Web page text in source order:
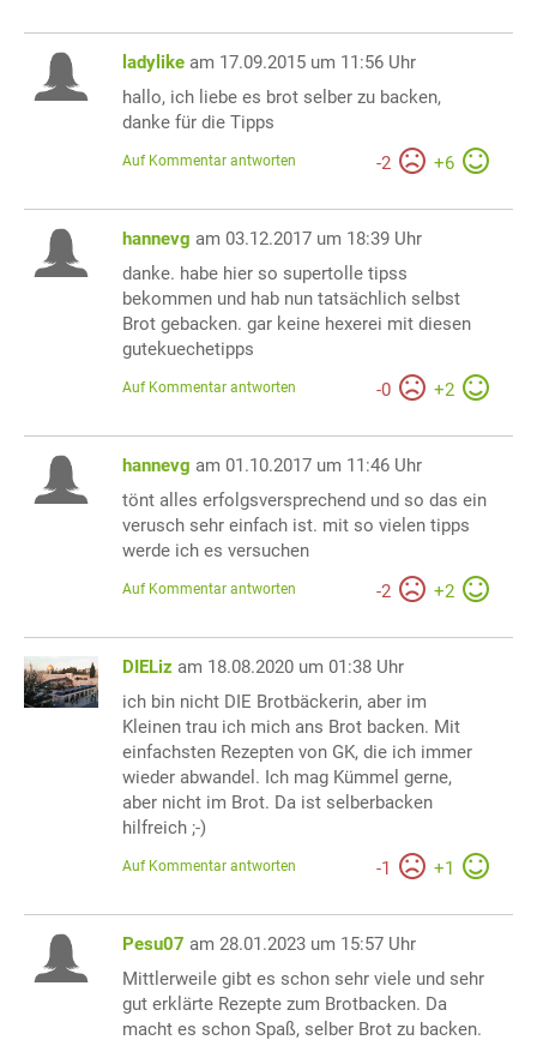
ladylike am 17.09.2015 um 11:56 Uhr
hallo, ich liebe es brot selber zu backen,
danke für die Tipps
-2 +6
Auf Kommentar antworten
hannevg am 03.12.2017 um 18:39 Uhr
danke. habe hier so supertolle tipss
bekommen und hab nun tatsächlich selbst
Brot gebacken. gar keine hexerei mit diesen
gutekuechetipps
-0 +2
Auf Kommentar antworten
hannevg am 01.10.2017 um 11:46 Uhr
tönt alles erfolgsversprechend und so das ein
verusch sehr einfach ist. mit so vielen tipps
werde ich es versuchen
-2 +2
Auf Kommentar antworten
DIELiz am 18.08.2020 um 01:38 Uhr
ich bin nicht DIE Brotbäckerin, aber im
Kleinen trau ich mich ans Brot backen. Mit
einfachsten Rezepten von GK, die ich immer
wieder abwandel. Ich mag Kümmel gerne,
aber nicht im Brot. Da ist selberbacken
hilfreich ;-)
-1 +1
Auf Kommentar antworten
Pesu07 am 28.01.2023 um 15:57 Uhr
Mittlerweile gibt es schon sehr viele und sehr
gut erklärte Rezepte zum Brotbacken. Da
macht es schon Spaß, selber Brot zu backen.